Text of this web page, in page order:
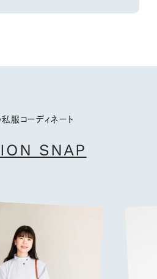
服コーディネート
SNAP